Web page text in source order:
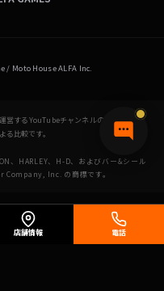
Moto House ALFA Inc.
営するYouTubeチャンネルの登録者数
比較です。
、HARLEY、H-D、およびバー&シール
Inc. の商標です。
店舗情報 電話